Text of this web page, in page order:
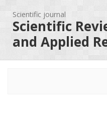
Scientific journal
Scientific
and Applied